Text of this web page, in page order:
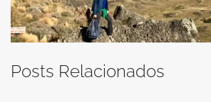
Posts Relacionados